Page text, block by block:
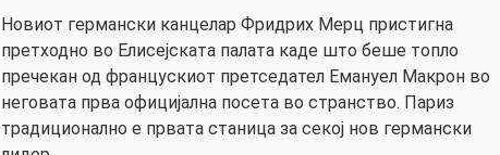
Новиот германски канцелар Фридрих Мерц пристигна
претходно во Елисејската палата каде што беше топло
пречекан од францускиот претседател Емануел Макрон во
неговата прва официјална посета во странство. Париз
традиционално е првата станица за секој нов германски